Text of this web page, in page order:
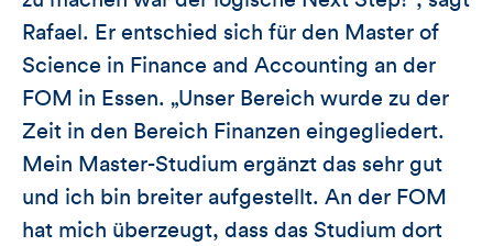
Rafael. Er entschied sich für den Master of
Science in Finance and Accounting an der
FOM in Essen. „Unser Bereich wurde zu der
Zeit in den Bereich Finanzen eingegliedert.
Mein Master-Studium ergänzt das sehr gut
und ich bin breiter aufgestellt. An der FOM
hat mich überzeugt, dass das Studium dort